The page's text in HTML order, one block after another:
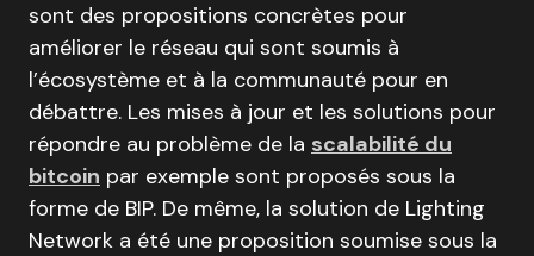
sont des propositions concrètes pour
améliorer le réseau qui sont soumis à
l’écosystème et à la communauté pour en
débattre. Les mises à jour et les solutions pour
répondre au problème de la scalabilité du
bitcoin par exemple sont proposés sous la
forme de BIP. De même, la solution de Lighting
Network a été une proposition soumise sous la